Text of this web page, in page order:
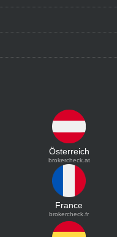
Österreich
brokercheck.at
France
brokercheck.fr